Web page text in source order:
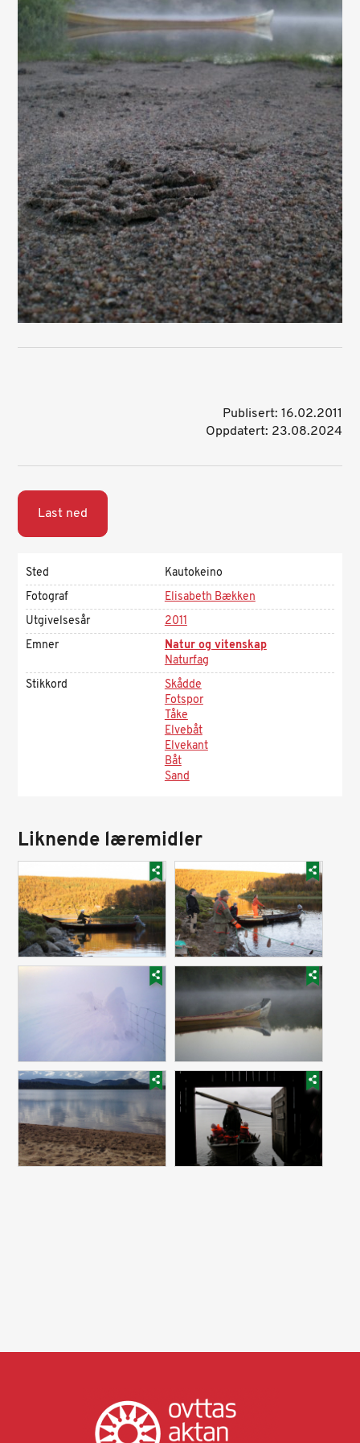
Publisert: 16.02.2011
Oppdatert: 23.08.2024
Last ned
Sted
Kautokeino
Fotograf
Elisabeth Bækken
Utgivelsesår
2011
Emner
Natur og vitenskap
Naturfag
Stikkord
Skådde
Fotspor
Tåke
Elvebåt
Elvekant
Båt
Sand
Liknende læremidler